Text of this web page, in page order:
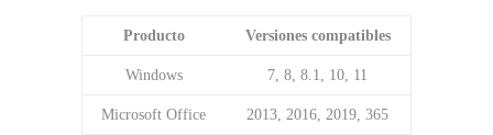
Producto Versiones compatibles
Windows 7, 8, 8.1, 10, 11
Microsoft Office 2013, 2016, 2019, 365